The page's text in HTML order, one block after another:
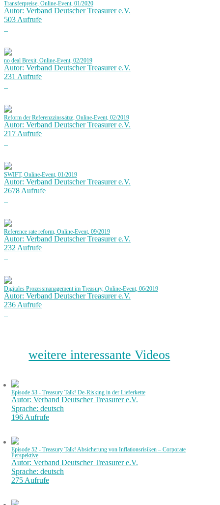
Transferpreise, Online-Event, 01/2020
Autor: Verband Deutscher Treasurer e.V.
503 Aufrufe
no deal Brexit, Online-Event, 02/2019
Autor: Verband Deutscher Treasurer e.V.
231 Aufrufe
Reform der Referenzzinssätze, Online-Event, 02/2019
Autor: Verband Deutscher Treasurer e.V.
217 Aufrufe
SWIFT, Online-Event, 01/2019
Autor: Verband Deutscher Treasurer e.V.
2678 Aufrufe
Reference rate reform, Online-Event, 09/2019
Autor: Verband Deutscher Treasurer e.V.
232 Aufrufe
Digitales Prozessmanagement im Treasury, Online-Event, 06/2019
Autor: Verband Deutscher Treasurer e.V.
236 Aufrufe
weitere interessante Videos
Episode 53 - Treasury Talk! De-Risking in der Lieferkette
Autor: Verband Deutscher Treasurer e.V.
Sprache: deutsch
196 Aufrufe
Episode 52 - Treasury Talk! Absicherung von Inflationsrisiken – Corporate
Perspektive
Autor: Verband Deutscher Treasurer e.V.
Sprache: deutsch
275 Aufrufe